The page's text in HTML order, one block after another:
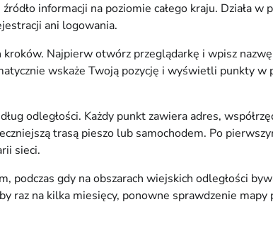
informacji na poziomie całego kraju. Działa
ani logowania.
Najpierw otwórz przeglądarkę i wpisz
wskaże Twoją pozycję i wyświetli punkty
odległości. Każdy punkt zawiera adres,
trasą pieszo lub samochodem. Po
sieci.
gdy na obszarach wiejskich odległości
raz na kilka miesięcy, ponowne sprawdzenie